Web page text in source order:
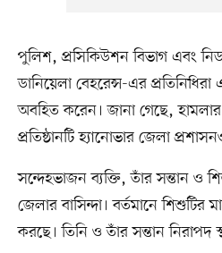
পুলিশ, প্রসিকিউশন বিভাগ এবং
ডানিয়েলা বেহরেন্স-এর
অবহিত করেন। জানা গেছে,
প্রতিষ্ঠানটি হ্যানোভার জেলা
সন্দেহভাজন ব্যক্তি, তাঁর সন্তান ও
জেলার বাসিন্দা। বর্তমানে শিশুটির
করছে। তিনি ও তাঁর সন্তান নিরাপদ